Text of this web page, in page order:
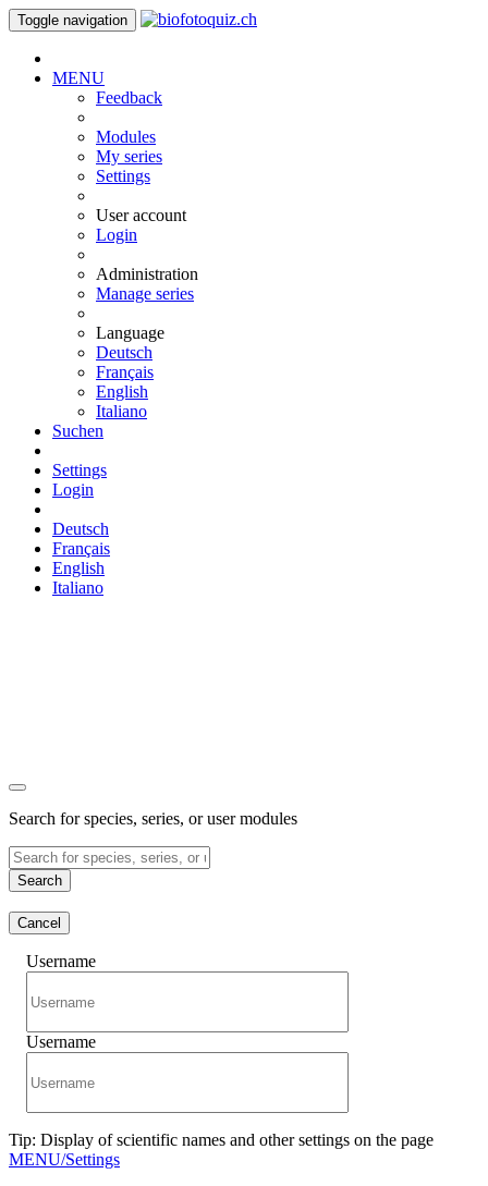
Toggle navigation
MENU
Feedback
Modules
My series
Settings
User account
Login
Administration
Manage series
Language
Deutsch
Français
English
Italiano
Suchen
Settings
Login
Deutsch
Français
English
Italiano
Search for species, series, or user modules
Search
Cancel
Username
Username
Tip: Display of scientific names and other settings on the page
MENU/Settings